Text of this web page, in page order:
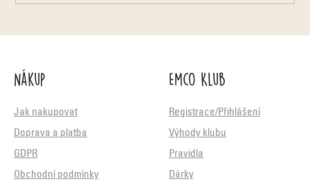
Nákup
Jak nakupovat
Doprava a platba
GDPR
Obchodní podmínky
Emco Klub
Registrace/Přihlášení
Výhody klubu
Pravidla
Dárky